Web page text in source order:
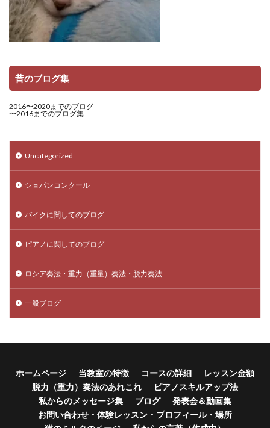
昔のブログ集
2016〜2020までのブログ
〜2016までのブログ集
Uncategorized
ショパンコンクール
バイクに関してのブログ
ピアノに関してのブログ
ロシア奏法・重力（重量）奏法・脱力奏法
一般ブログ
ホームページ 当教室の特徴 コースの詳細
レッスン金額
脱力（重力）奏法のあれこれ
ピアノスキルアップ法
私からのメッセージ集
ブログ
発表会＆動画集
お問い合わせ・体験レッスン・プロフィール・場所